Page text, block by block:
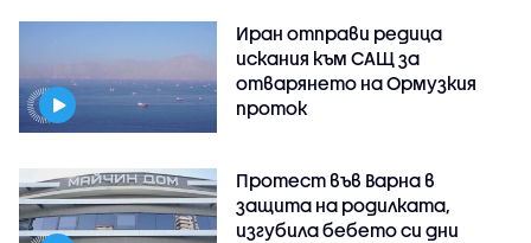
Иран отправи редица
искания към САЩ за
отварянето на Ормузкия
проток
Протест във Варна в
защита на родилката,
изгубила бебето си дни